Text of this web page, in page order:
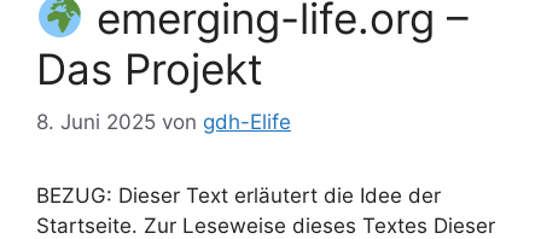
emerging-life.org –
Das Projekt
8. Juni 2025 von gdh-Elife
BEZUG: Dieser Text erläutert die Idee der
Startseite. Zur Leseweise dieses Textes Dieser